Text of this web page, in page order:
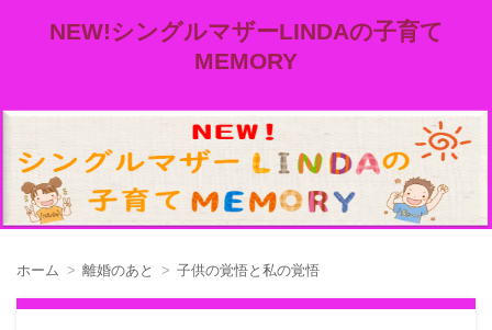
NEW!シングルマザーLINDAの子育て
MEMORY
ホーム 離婚のあと 子供の覚悟と私の覚悟